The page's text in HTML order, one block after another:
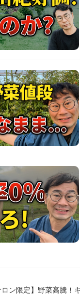
ロン限定】野菜高騰！